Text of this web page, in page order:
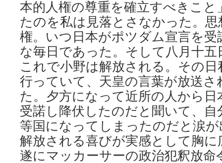
本的人権の尊重を確立すべきこ
たのを私は見落とさなかった。
権。いつ日本がポツダム宣言を
な毎日であった。そして八月十五
これで小野は解放される。その
行っていて、天皇の言葉が放送
た。夕方になって近所の人から
受諾し降伏したのだと聞いて、自
等国になってしまったのだと涙
解放される喜びが実感として胸
遂にマッカーサーの政治犯釈放命